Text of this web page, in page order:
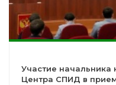
Участие начальника
Центра СПИД в